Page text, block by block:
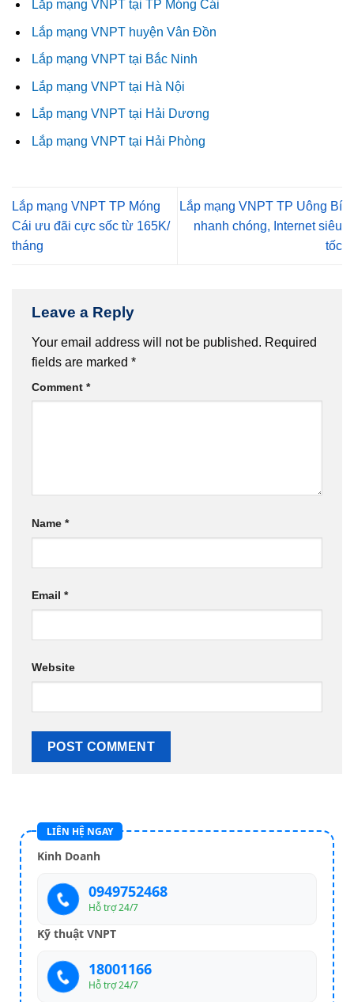
Lắp mạng VNPT tại TP Móng Cái
Lắp mạng VNPT huyện Vân Đồn
Lắp mạng VNPT tại Bắc Ninh
Lắp mạng VNPT tại Hà Nội
Lắp mạng VNPT tại Hải Dương
Lắp mạng VNPT tại Hải Phòng
Lắp mạng VNPT TP Móng
Cái ưu đãi cực sốc từ 165K/
tháng
Lắp mạng VNPT TP Uông Bí
nhanh chóng, Internet siêu
tốc
Leave a Reply
Your email address will not be published. Required
fields are marked *
Comment *
Name *
Email *
Website
LIÊN HỆ NGAY
Kinh Doanh
0949752468
Hỗ trợ 24/7
Kỹ thuật VNPT
18001166
Hỗ trợ 24/7